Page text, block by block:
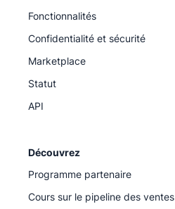
Fonctionnalités
Confidentialité et sécurité
Marketplace
Statut
API
Découvrez
Programme partenaire
Cours sur le pipeline des ventes